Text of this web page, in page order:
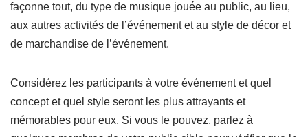
façonne tout, du type de musique jouée au public, au lieu,
aux autres activités de l’événement et au style de décor et
de marchandise de l’événement.
Considérez les participants à votre événement et quel
concept et quel style seront les plus attrayants et
mémorables pour eux. Si vous le pouvez, parlez à